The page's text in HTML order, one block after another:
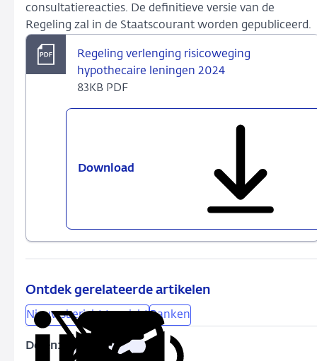
consultatiereacties. De definitieve versie van de
Regeling zal in de Staatscourant worden gepubliceerd.
Regeling verlenging risicoweging
hypothecaire leningen 2024
83KB PDF
Download
Ontdek gerelateerde artikelen
Nieuwsbericht toezicht Banken
Delen:
Deel
DeelDeelKopieer